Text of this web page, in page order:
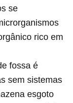
se
rico em
fossa é
sem sistemas
esgoto